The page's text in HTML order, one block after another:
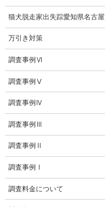
別れさせ屋
盗聴調査
弊社が選ばれる理由
盗撮器
盗撮調査愛知県
電磁波測定調査
猫犬脱走家出失踪愛知県名古
万引き対策
調査事例Ⅵ
調査事例Ⅴ
調査事例Ⅳ
調査事例Ⅲ
調査事例Ⅱ
調査事例Ⅰ
調査料金について